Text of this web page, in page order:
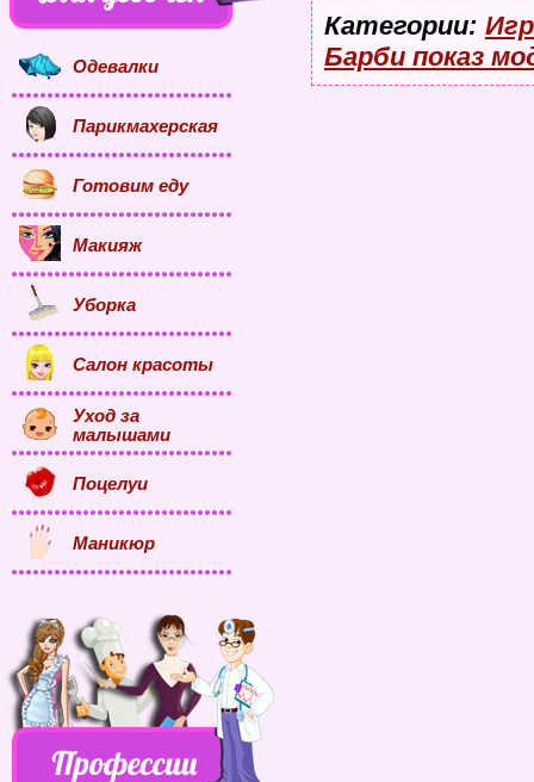
Категории:
Барби показ
Одевалки
Парикмахерская
Готовим еду
Макияж
Уборка
Салон красоты
Уход за
малышами
Поцелуи
Маникюр